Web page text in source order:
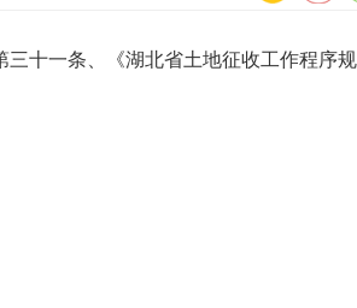
十一条、《湖北省土地征收工作程序